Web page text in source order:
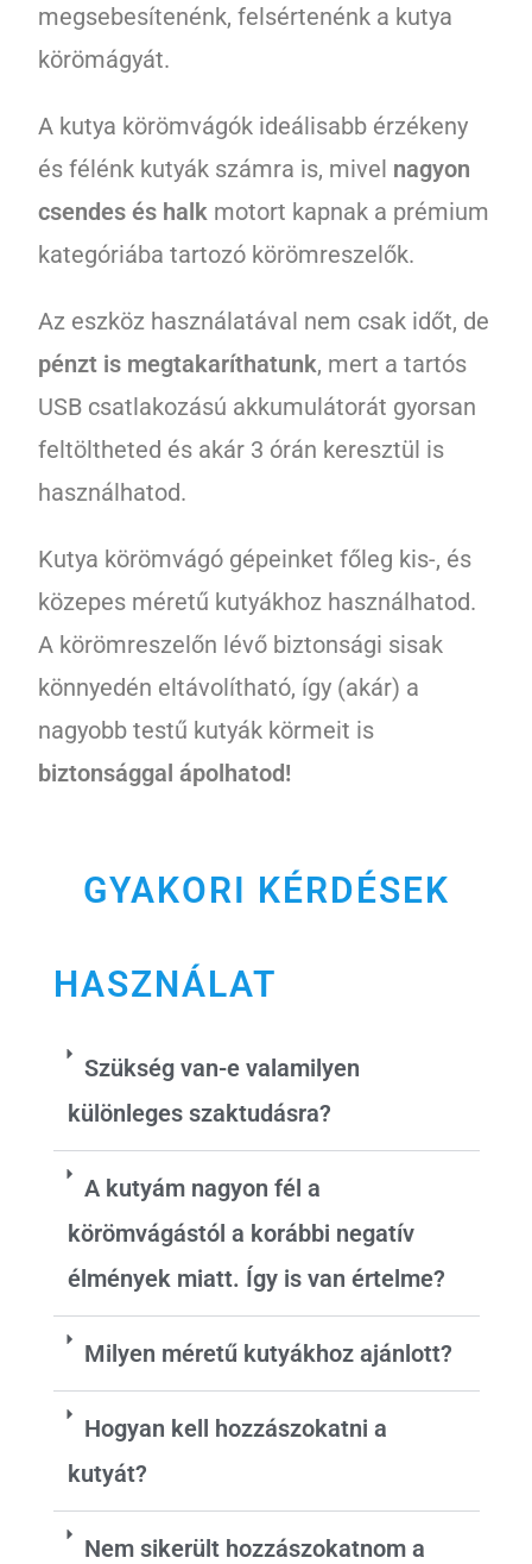
megsebesítenénk, felsértenénk a kutya
körömágyát.
A kutya körömvágók ideálisabb érzékeny
és félénk kutyák számra is, mivel nagyon
csendes és halk motort kapnak a prémium
kategóriába tartozó körömreszelők.
Az eszköz használatával nem csak időt, de
pénzt is megtakaríthatunk, mert a tartós
USB csatlakozású akkumulátorát gyorsan
feltöltheted és akár 3 órán keresztül is
használhatod.
Kutya körömvágó gépeinket főleg kis-, és
közepes méretű kutyákhoz használhatod.
A körömreszelőn lévő biztonsági sisak
könnyedén eltávolítható, így (akár) a
nagyobb testű kutyák körmeit is
biztonsággal ápolhatod!
GYAKORI KÉRDÉSEK
HASZNÁLAT
Szükség van-e valamilyen
különleges szaktudásra?
A kutyám nagyon fél a
körömvágástól a korábbi negatív
élmények miatt. Így is van értelme?
Milyen méretű kutyákhoz ajánlott?
Hogyan kell hozzászokatni a
kutyát?
Nem sikerült hozzászokatnom a